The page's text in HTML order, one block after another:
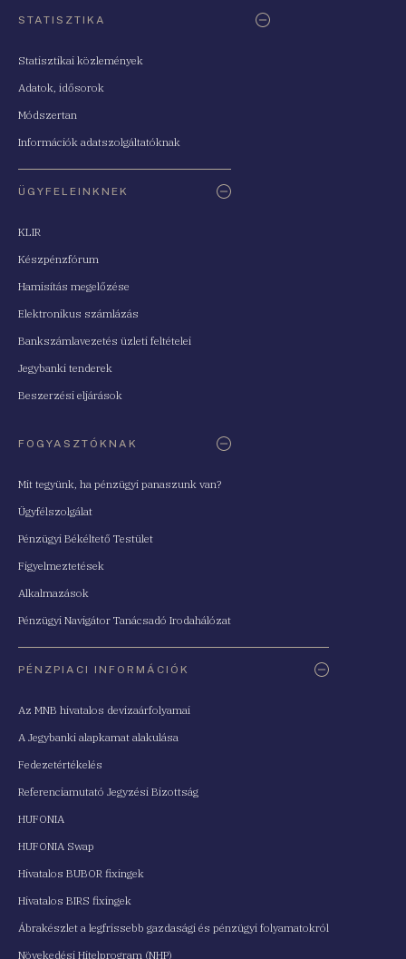
STATISZTIKA
Statisztikai közlemények
Adatok, idősorok
Módszertan
Információk adatszolgáltatóknak
ÜGYFELEINKNEK
KLIR
Készpénzfórum
Hamisítás megelőzése
Elektronikus számlázás
Bankszámlavezetés üzleti feltételei
Jegybanki tenderek
Beszerzési eljárások
FOGYASZTÓKNAK
Mit tegyünk, ha pénzügyi panaszunk van?
Ügyfélszolgálat
Pénzügyi Békéltető Testület
Figyelmeztetések
Alkalmazások
Pénzügyi Navigátor Tanácsadó Irodahálózat
PÉNZPIACI INFORMÁCIÓK
Az MNB hivatalos devizaárfolyamai
A Jegybanki alapkamat alakulása
Fedezetértékelés
Referenciamutató Jegyzési Bizottság
HUFONIA
HUFONIA Swap
Hivatalos BUBOR fixingek
Hivatalos BIRS fixingek
Ábrakészlet a legfrissebb gazdasági és pénzügyi folyamatokról
Növekedési Hitelprogram (NHP)